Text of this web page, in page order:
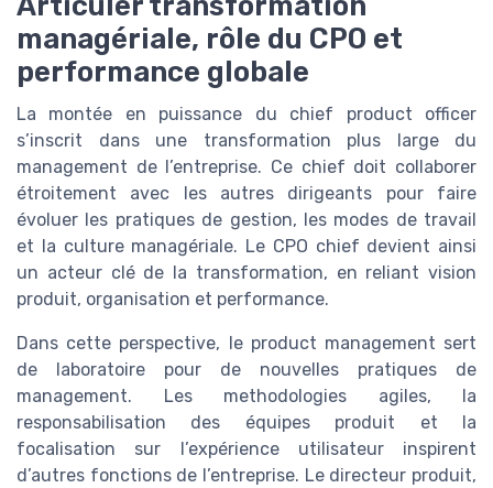
managériale, rôle du CPO et
performance globale
La montée en puissance du chief product officer
s’inscrit dans une transformation plus large du
management de l’entreprise. Ce chief doit collaborer
étroitement avec les autres dirigeants pour faire
évoluer les pratiques de gestion, les modes de travail
et la culture managériale. Le CPO chief devient ainsi
un acteur clé de la transformation, en reliant vision
produit, organisation et performance.
Dans cette perspective, le product management sert
de laboratoire pour de nouvelles pratiques de
management. Les methodologies agiles, la
responsabilisation des équipes produit et la
focalisation sur l’expérience utilisateur inspirent
d’autres fonctions de l’entreprise. Le directeur produit,